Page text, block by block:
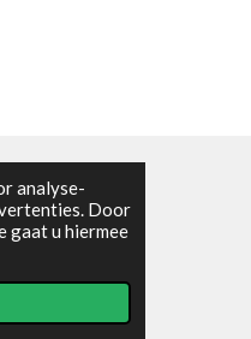
analyse-
Door
gaat u hiermee